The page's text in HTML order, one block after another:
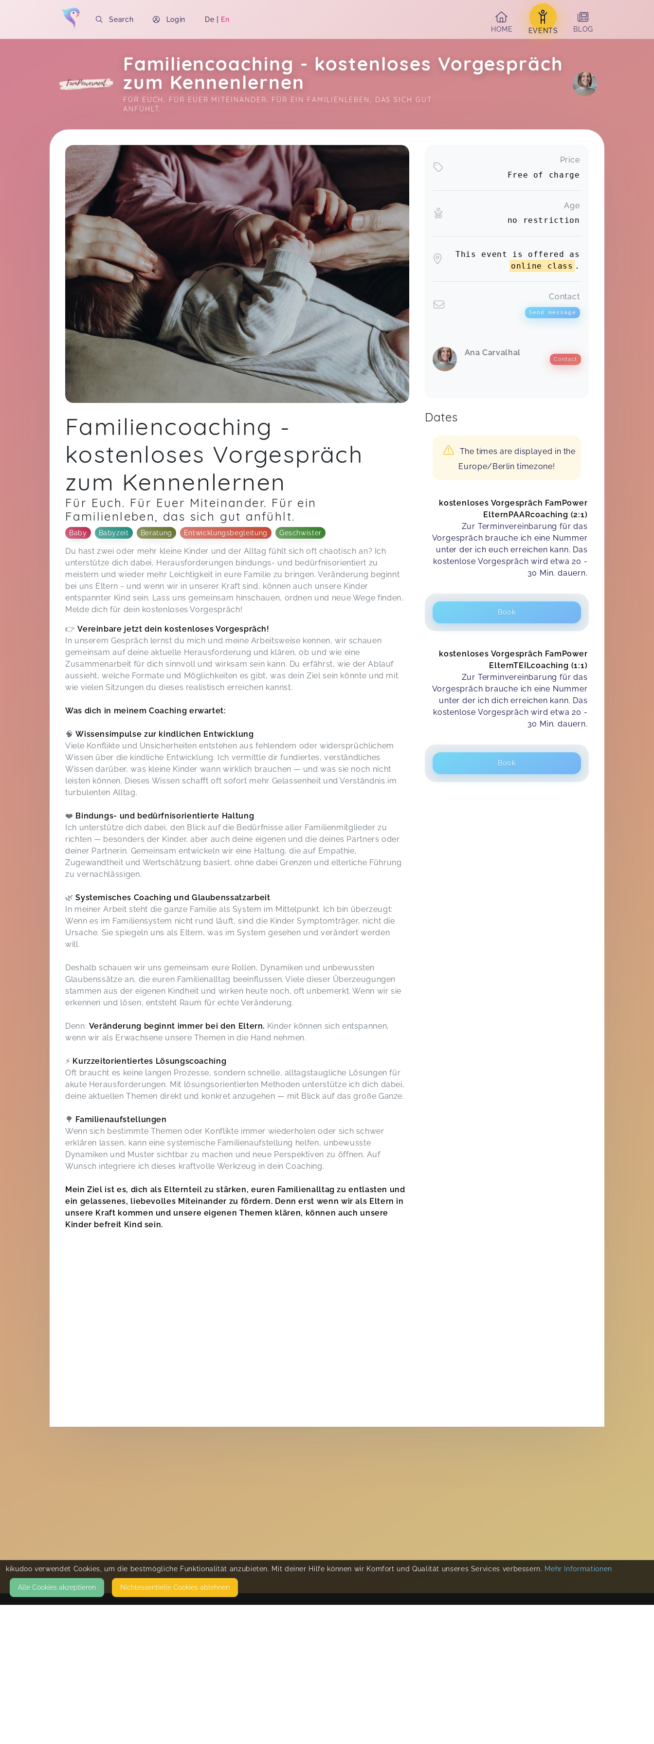
Search Login De | En
HOME
EVENTS BLOG
Familiencoaching - kostenloses Vorgespräch
zum Kennenlernen
FÜR EUCH. FÜR EUER MITEINANDER. FÜR EIN FAMILIENLEBEN, DAS SICH GUT
ANFÜHLT.
Soon you will learn more about me here...
Familiencoaching -
kostenloses Vorgespräch
zum Kennenlernen
Für Euch. Für Euer Miteinander. Für ein
Familienleben, das sich gut anfühlt.
Baby Babyzeit Beratung Entwicklungsbegleitung Geschwister
Du hast zwei oder mehr kleine Kinder und der Alltag fühlt sich oft chaotisch an? Ich
unterstütze dich dabei, Herausforderungen bindungs- und bedürfnisorientiert zu
meistern und wieder mehr Leichtigkeit in eure Familie zu bringen. Veränderung beginnt
bei uns Eltern - und wenn wir in unserer Kraft sind, können auch unsere Kinder
entspannter Kind sein. Lass uns gemeinsam hinschauen, ordnen und neue Wege finden,
Melde dich für dein kostenloses Vorgespräch!
👉Vereinbare jetzt dein kostenloses Vorgespräch!
In unserem Gespräch lernst du mich und meine Arbeitsweise kennen, wir schauen
gemeinsam auf deine aktuelle Herausforderung und klären, ob und wie eine
Zusammenarbeit für dich sinnvoll und wirksam sein kann. Du erfährst, wie der Ablauf
aussieht, welche Formate und Möglichkeiten es gibt, was dein Ziel sein könnte und mit
wie vielen Sitzungen du dieses realistisch erreichen kannst.
Was dich in meinem Coaching erwartet:
🧠Wissensimpulse zur kindlichen Entwicklung
Viele Konflikte und Unsicherheiten entstehen aus fehlendem oder widersprüchlichem
Wissen über die kindliche Entwicklung. Ich vermittle dir fundiertes, verständliches
Wissen darüber, was kleine Kinder wann wirklich brauchen — und was sie noch nicht
leisten können. Dieses Wissen schafft oft sofort mehr Gelassenheit und Verständnis im
turbulenten Alltag.
❤️ Bindungs- und bedürfnisorientierte Haltung
Ich unterstütze dich dabei, den Blick auf die Bedürfnisse aller Familienmitglieder zu
richten — besonders der Kinder, aber auch deine eigenen und die deines Partners oder
deiner Partnerin. Gemeinsam entwickeln wir eine Haltung, die auf Empathie,
Zugewandtheit und Wertschätzung basiert, ohne dabei Grenzen und elterliche Führung
zu vernachlässigen.
🌿Systemisches Coaching und Glaubenssatzarbeit
In meiner Arbeit steht die ganze Familie als System im Mittelpunkt. Ich bin überzeugt:
Wenn es im Familiensystem nicht rund läuft, sind die Kinder Symptomträger, nicht die
Ursache. Sie spiegeln uns als Eltern, was im System gesehen und verändert werden
will.
Deshalb schauen wir uns gemeinsam eure Rollen, Dynamiken und unbewussten
Glaubenssätze an, die euren Familienalltag beeinflussen. Viele dieser Überzeugungen
stammen aus der eigenen Kindheit und wirken heute noch, oft unbemerkt. Wenn wir sie
erkennen und lösen, entsteht Raum für echte Veränderung.
Denn: Veränderung beginnt immer bei den Eltern. Kinder können sich entspannen,
wenn wir als Erwachsene unsere Themen in die Hand nehmen.
⚡️ Kurzzeitorientiertes Lösungscoaching
Oft braucht es keine langen Prozesse, sondern schnelle, alltagstaugliche Lösungen für
akute Herausforderungen. Mit lösungsorientierten Methoden unterstütze ich dich dabei,
deine aktuellen Themen direkt und konkret anzugehen — mit Blick auf das große Ganze.
🌳 Familienaufstellungen
Wenn sich bestimmte Themen oder Konflikte immer wiederholen oder sich schwer
erklären lassen, kann eine systemische Familienaufstellung helfen, unbewusste
Dynamiken und Muster sichtbar zu machen und neue Perspektiven zu öffnen. Auf
Wunsch integriere ich dieses kraftvolle Werkzeug in dein Coaching.
Mein Ziel ist es, dich als Elternteil zu stärken, euren Familienalltag zu entlasten und
ein gelassenes, liebevolles Miteinander zu fördern. Denn erst wenn wir als Eltern in
unsere Kraft kommen und unsere eigenen Themen klären, können auch unsere
Kinder befreit Kind sein.
Price
Free of charge
Age
no restriction
This event is offered as
online class .
Contact
Send message
Ana Carvalhal
Contact
Dates
The times are displayed in the
Europe/Berlin timezone!
kostenloses Vorgespräch FamPower
ElternPAARcoaching (2:1)
Zur Terminvereinbarung für das
Vorgespräch brauche ich eine Nummer
unter der ich euch erreichen kann. Das
kostenlose Vorgespräch wird etwa 20 -
30 Min. dauern.
Book
kostenloses Vorgespräch FamPower
ElternTEILcoaching (1:1)
Zur Terminvereinbarung für das
Vorgespräch brauche ich eine Nummer
unter der ich dich erreichen kann. Das
kostenlose Vorgespräch wird etwa 20 -
30 Min. dauern.
Book
kikudoo verwendet Cookies, um die bestmögliche Funktionalität anzubieten. Mit deiner Hilfe können wir Komfort und Qualität unseres Services verbessern. Mehr Informationen
Alle Cookies akzeptieren Nicht­essentielle Cookies ablehnen